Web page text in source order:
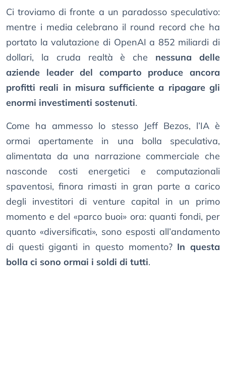
Ci troviamo di fronte a un paradosso speculativo:
mentre i media celebrano il round record che ha
portato la valutazione di OpenAI a 852 miliardi di
dollari, la cruda realtà è che nessuna delle
aziende leader del comparto produce ancora
profitti reali in misura sufficiente a ripagare gli
enormi investimenti sostenuti.
Come ha ammesso lo stesso Jeff Bezos, l’IA è
ormai apertamente in una bolla speculativa,
alimentata da una narrazione commerciale che
nasconde costi energetici e computazionali
spaventosi, finora rimasti in gran parte a carico
degli investitori di venture capital in un primo
momento e del «parco buoi» ora: quanti fondi, per
quanto «diversificati», sono esposti all’andamento
di questi giganti in questo momento? In questa
bolla ci sono ormai i soldi di tutti.